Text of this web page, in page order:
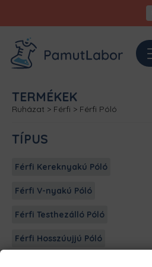
TERMÉKEK
Ruházat > Férfi > Férfi Póló
TÍPUS
Férfi Kereknyakú Póló
Férfi V-nyakú Póló
Férfi Testhezálló Póló
Férfi Hosszúujjú Póló